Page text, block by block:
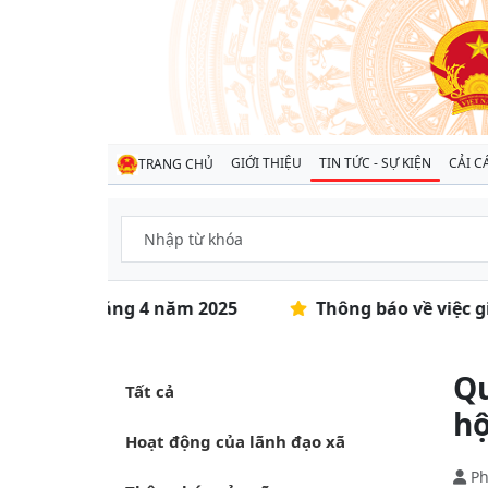
TRANG CHỦ GIỚI THIỆU TIN TỨC - SỰ KIỆN CẢI
kỳ tháng 4 năm 2025 Thông báo về việc
Tất cả
Hoạt động của lãnh đạo xã